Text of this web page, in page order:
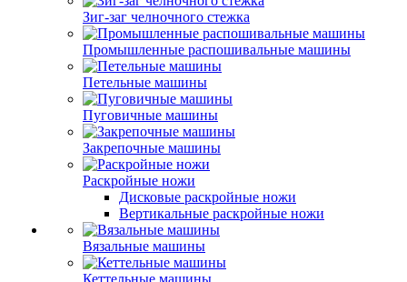
Зиг-заг челночного стежка
Промышленные распошивальные машины
Петельные машины
Пуговичные машины
Закрепочные машины
Раскройные ножи
Дисковые раскройные ножи
Вертикальные раскройные ножи
Вязальные машины
Кеттельные машины